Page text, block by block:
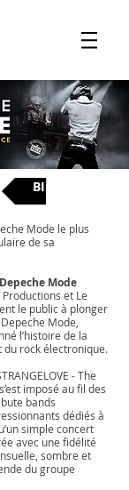
BILLETS
Mode le plus
de sa
Mode
Productions et Le
le public à plonger
Mode,
l’histoire de la
du rock électronique.
- The
imposé au fil des
bands
dédiés à
simple concert
avec une fidélité
sombre et
du groupe